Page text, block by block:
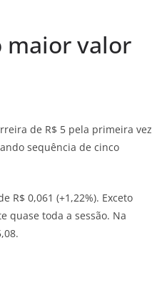
maior valor
de R$ 5 pela primeira vez
sequência de cinco
R$ 0,061 (+1,22%). Exceto
quase toda a sessão. Na